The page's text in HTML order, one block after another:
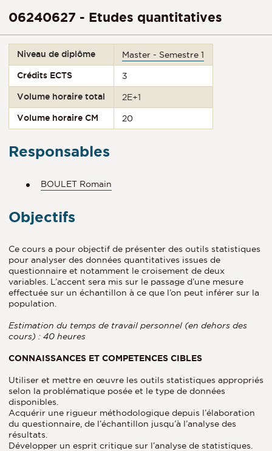
06240627 - Etudes quantitatives
Niveau de diplôme Master - Semestre 1
Crédits ECTS 3
Volume horaire total 2E+1
Volume horaire CM 20
Responsables
BOULET Romain
Objectifs
Ce cours a pour objectif de présenter des outils statistiques
pour analyser des données quantitatives issues de
questionnaire et notamment le croisement de deux
variables. L’accent sera mis sur le passage d’une mesure
effectuée sur un échantillon à ce que l’on peut inférer sur la
population.
Estimation du temps de travail personnel (en dehors des
cours) : 40 heures
CONNAISSANCES ET COMPETENCES CIBLES
Utiliser et mettre en œuvre les outils statistiques appropriés
selon la problématique posée et le type de données
disponibles.
Acquérir une rigueur méthodologique depuis l’élaboration
du questionnaire, de l’échantillon jusqu’à l’analyse des
résultats.
Développer un esprit critique sur l’analyse de statistiques.